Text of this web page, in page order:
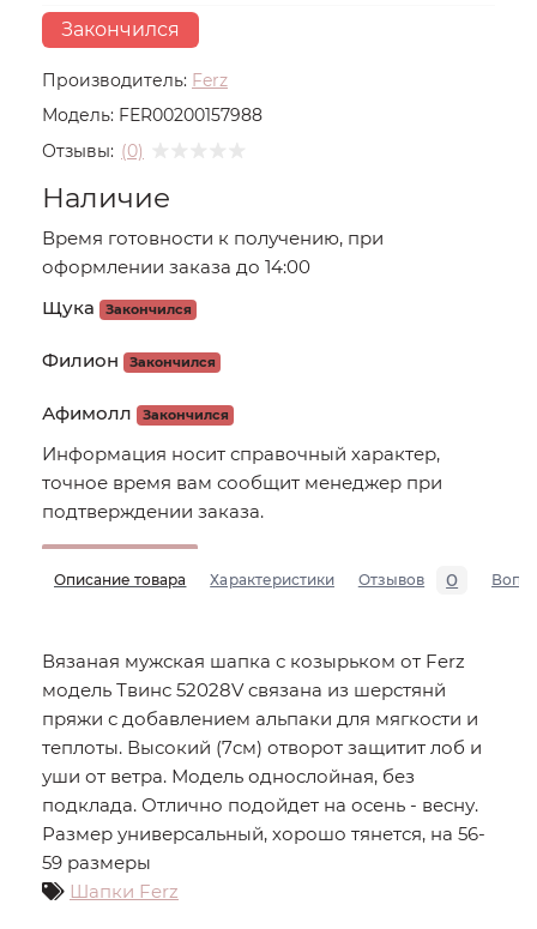
Производитель: Ferz
Модель: FER00200157988
Отзывы: (0)
Закончился
Наличие
Время готовности к получению, при
оформлении заказа до 14:00
Щука
Закончился
Филион Закончился
Афимолл Закончился
Информация носит справочный характер,
точное время вам сообщит менеджер при
подтверждении заказа.
Описание товара Характеристики Отзывов 0
Вязаная мужская шапка с козырьком от Ferz
модель Твинс 52028V cвязана из шерстянй
пряжи с добавлением альпаки для мягкости и
теплоты. Высокий (7см) отворот защитит лоб и
уши от ветра. Модель однослойная, без
подклада. Отлично подойдет на осень - весну.
Размер универсальный, хорошо тянется, на 56-
59 размеры
Шапки Ferz